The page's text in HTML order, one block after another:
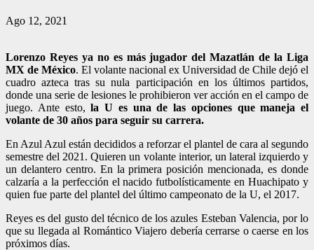
Ago 12, 2021
Lorenzo Reyes ya no es más jugador del Mazatlán de la Liga
MX de México. El volante nacional ex Universidad de Chile dejó el
cuadro azteca tras su nula participación en los últimos partidos,
donde una serie de lesiones le prohibieron ver acción en el campo de
juego. Ante esto, la U es una de las opciones que maneja el
volante de 30 años para seguir su carrera.
En Azul Azul están decididos a reforzar el plantel de cara al segundo
semestre del 2021. Quieren un volante interior, un lateral izquierdo y
un delantero centro. En la primera posición mencionada, es donde
calzaría a la perfección el nacido futbolísticamente en Huachipato y
quien fue parte del plantel del último campeonato de la U, el 2017.
Reyes es del gusto del técnico de los azules Esteban Valencia, por lo
que su llegada al Romántico Viajero debería cerrarse o caerse en los
próximos días.